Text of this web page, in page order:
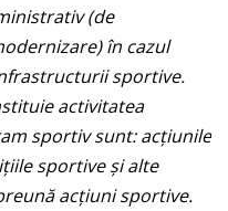
(de
în cazul
sportive.
activitatea
sportiv sunt: acţiunile
sportive şi alte
acţiuni sportive.